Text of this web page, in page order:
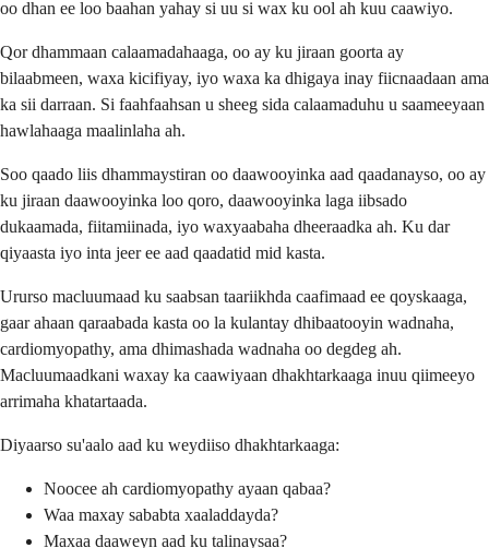
oo dhan ee loo baahan yahay si uu si wax ku ool ah kuu caawiyo.
Qor dhammaan calaamadahaaga, oo ay ku jiraan goorta ay
bilaabmeen, waxa kicifiyay, iyo waxa ka dhigaya inay fiicnaadaan ama
ka sii darraan. Si faahfaahsan u sheeg sida calaamaduhu u saameeyaan
hawlahaaga maalinlaha ah.
Soo qaado liis dhammaystiran oo daawooyinka aad qaadanayso, oo ay
ku jiraan daawooyinka loo qoro, daawooyinka laga iibsado
dukaamada, fiitamiinada, iyo waxyaabaha dheeraadka ah. Ku dar
qiyaasta iyo inta jeer ee aad qaadatid mid kasta.
Ururso macluumaad ku saabsan taariikhda caafimaad ee qoyskaaga,
gaar ahaan qaraabada kasta oo la kulantay dhibaatooyin wadnaha,
cardiomyopathy, ama dhimashada wadnaha oo degdeg ah.
Macluumaadkani waxay ka caawiyaan dhakhtarkaaga inuu qiimeeyo
arrimaha khatartaada.
Diyaarso su'aalo aad ku weydiiso dhakhtarkaaga:
Noocee ah cardiomyopathy ayaan qabaa?
Waa maxay sababta xaaladdayda?
Maxaa daaweyn aad ku talinaysaa?